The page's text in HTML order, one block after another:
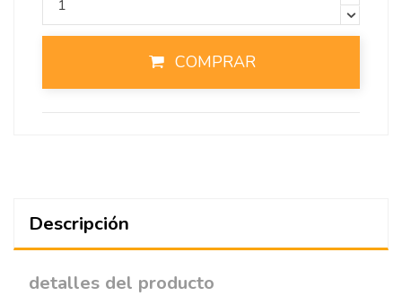
COMPRAR
Descripción
detalles del producto